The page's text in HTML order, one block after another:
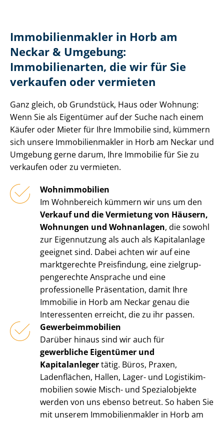
Im­mo­bi­li­en­mak­ler in Horb am
Neckar & Umgebung:
Immobilienarten, die wir für Sie
verkaufen oder vermieten
Ganz gleich, ob Grundstück, Haus oder Wohnung:
Wenn Sie als Eigentümer auf der Suche nach einem
Käufer oder Mieter für Ihre Immobilie sind, kümmern
sich unsere Im­mo­bi­li­en­mak­ler in Horb am Neckar und
Umgebung gerne darum, Ihre Immobilie für Sie zu
verkaufen oder zu vermieten.
Wohnimmobilien
Im Wohnbereich kümmern wir uns um den
Verkauf und die Vermietung von Häusern,
Wohnungen und Wohnanlagen, die sowohl
zur Eigennutzung als auch als Kapitalanlage
geeignet sind. Dabei achten wir auf eine
marktgerechte Preisfindung, eine ziel­grup­
pen­ge­rech­te Ansprache und eine
professionelle Präsentation, damit Ihre
Immobilie in Horb am Neckar genau die
Interessenten erreicht, die zu ihr passen.
Ge­wer­be­im­mo­bi­li­en
Darüber hinaus sind wir auch für
gewerbliche Eigentümer und
Kapitalanlegertätig. Büros, Praxen,
Ladenflächen, Hallen, Lager- und Lo­gis­tik­im­
mo­bi­li­en sowie Misch- und Spezialobjekte
werden von uns ebenso betreut. So haben Sie
mit unserem Im­mo­bi­li­en­mak­ler in Horb am